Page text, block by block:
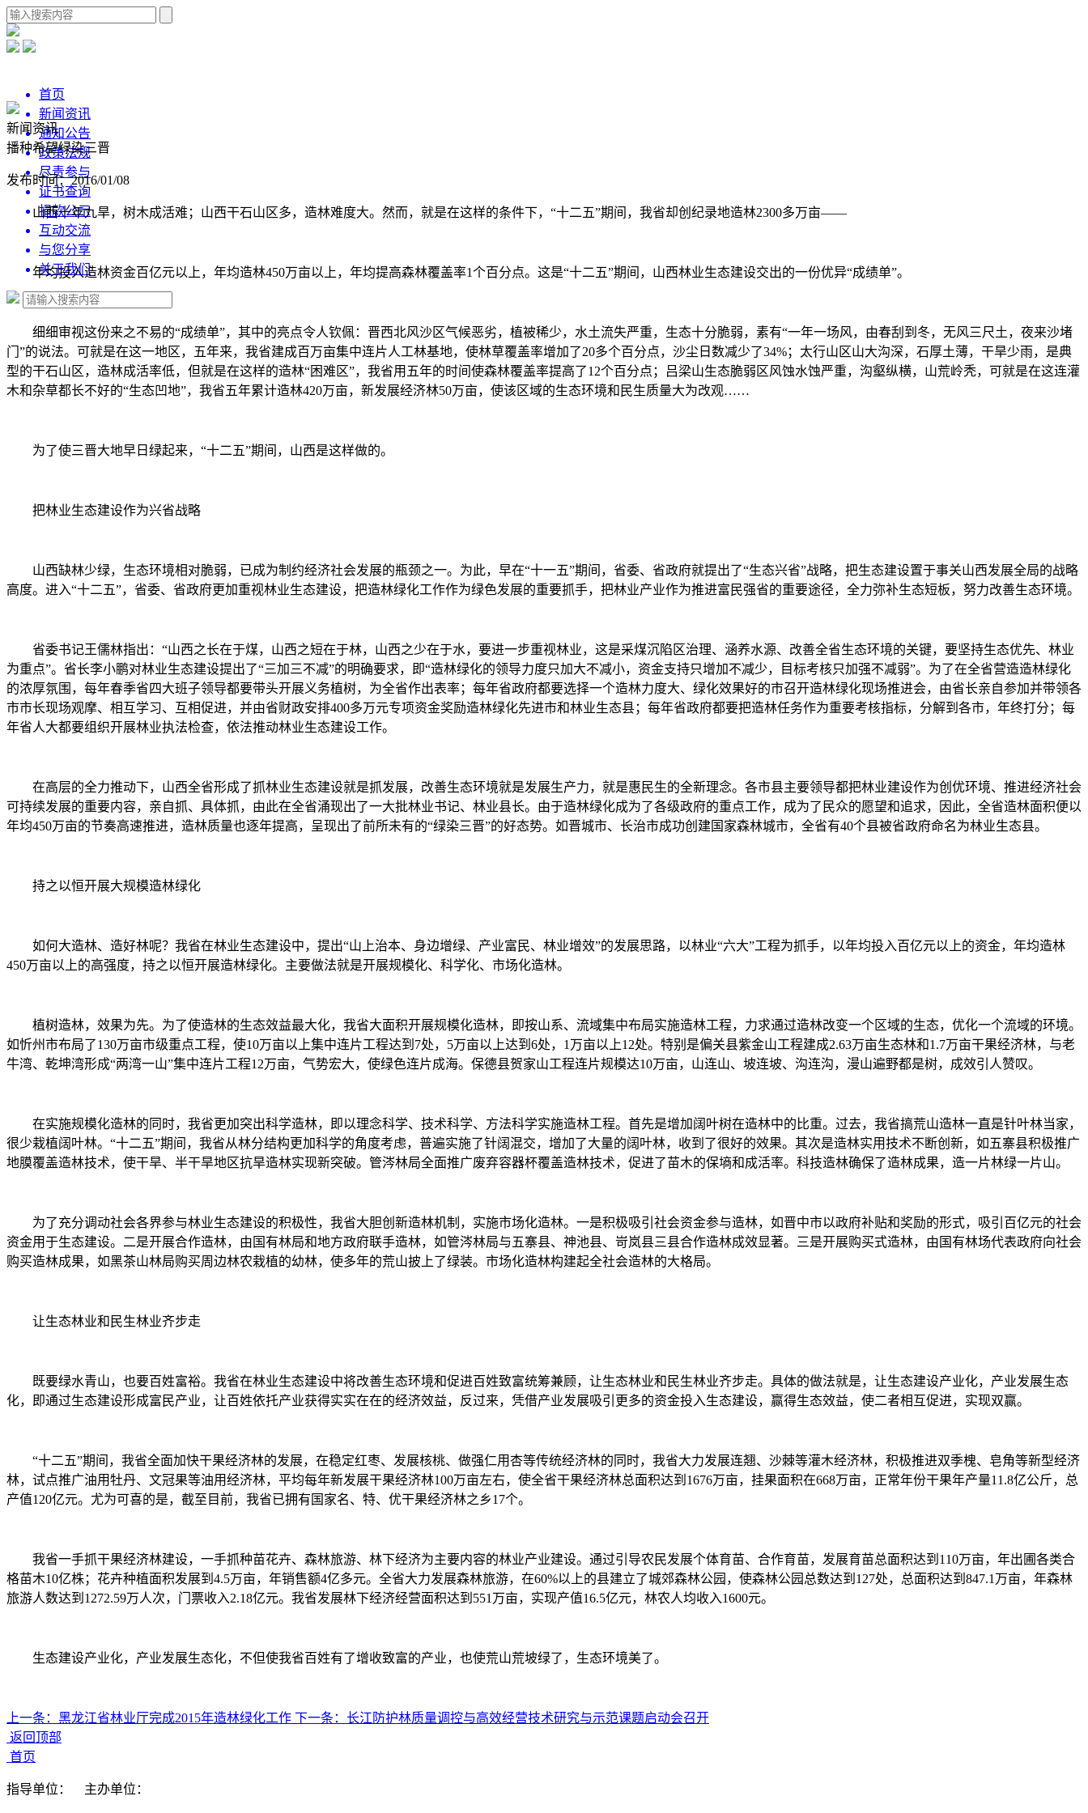
首页
新闻资讯
通知公告
政策法规
尽责参与
证书查询
捐款公示
互动交流
与您分享
关于我们
新闻资讯
播种希望绿染三晋
发布时间：2016/01/08
山西十年九旱，树木成活难；山西干石山区多，造林难度大。然而，就是在这样的条件下，“十二五”期间，我省却创纪录地造林2300多万亩——
年均投入造林资金百亿元以上，年均造林450万亩以上，年均提高森林覆盖率1个百分点。这是“十二五”期间，山西林业生态建设交出的一份优异“成绩单”。
细细审视这份来之不易的“成绩单”，其中的亮点令人钦佩：晋西北风沙区气候恶劣，植被稀少，水土流失严重，生态十分脆弱，素有“一年一场风，由春刮到冬，无风三尺土，夜来沙堵
门”的说法。可就是在这一地区，五年来，我省建成百万亩集中连片人工林基地，使林草覆盖率增加了20多个百分点，沙尘日数减少了34%；太行山区山大沟深，石厚土薄，干旱少雨，是典
型的干石山区，造林成活率低，但就是在这样的造林“困难区”，我省用五年的时间使森林覆盖率提高了12个百分点；吕梁山生态脆弱区风蚀水蚀严重，沟壑纵横，山荒岭秃，可就是在这连灌
木和杂草都长不好的“生态凹地”，我省五年累计造林420万亩，新发展经济林50万亩，使该区域的生态环境和民生质量大为改观……
为了使三晋大地早日绿起来，“十二五”期间，山西是这样做的。
把林业生态建设作为兴省战略
山西缺林少绿，生态环境相对脆弱，已成为制约经济社会发展的瓶颈之一。为此，早在“十一五”期间，省委、省政府就提出了“生态兴省”战略，把生态建设置于事关山西发展全局的战略
高度。进入“十二五”，省委、省政府更加重视林业生态建设，把造林绿化工作作为绿色发展的重要抓手，把林业产业作为推进富民强省的重要途径，全力弥补生态短板，努力改善生态环境。
省委书记王儒林指出：“山西之长在于煤，山西之短在于林，山西之少在于水，要进一步重视林业，这是采煤沉陷区治理、涵养水源、改善全省生态环境的关键，要坚持生态优先、林业
为重点”。省长李小鹏对林业生态建设提出了“三加三不减”的明确要求，即“造林绿化的领导力度只加大不减小，资金支持只增加不减少，目标考核只加强不减弱”。为了在全省营造造林绿化
的浓厚氛围，每年春季省四大班子领导都要带头开展义务植树，为全省作出表率；每年省政府都要选择一个造林力度大、绿化效果好的市召开造林绿化现场推进会，由省长亲自参加并带领各
市市长现场观摩、相互学习、互相促进，并由省财政安排400多万元专项资金奖励造林绿化先进市和林业生态县；每年省政府都要把造林任务作为重要考核指标，分解到各市，年终打分；每
年省人大都要组织开展林业执法检查，依法推动林业生态建设工作。
在高层的全力推动下，山西全省形成了抓林业生态建设就是抓发展，改善生态环境就是发展生产力，就是惠民生的全新理念。各市县主要领导都把林业建设作为创优环境、推进经济社会
可持续发展的重要内容，亲自抓、具体抓，由此在全省涌现出了一大批林业书记、林业县长。由于造林绿化成为了各级政府的重点工作，成为了民众的愿望和追求，因此，全省造林面积便以
年均450万亩的节奏高速推进，造林质量也逐年提高，呈现出了前所未有的“绿染三晋”的好态势。如晋城市、长治市成功创建国家森林城市，全省有40个县被省政府命名为林业生态县。
持之以恒开展大规模造林绿化
如何大造林、造好林呢？我省在林业生态建设中，提出“山上治本、身边增绿、产业富民、林业增效”的发展思路，以林业“六大”工程为抓手，以年均投入百亿元以上的资金，年均造林
450万亩以上的高强度，持之以恒开展造林绿化。主要做法就是开展规模化、科学化、市场化造林。
植树造林，效果为先。为了使造林的生态效益最大化，我省大面积开展规模化造林，即按山系、流域集中布局实施造林工程，力求通过造林改变一个区域的生态，优化一个流域的环境。
如忻州市布局了130万亩市级重点工程，使10万亩以上集中连片工程达到7处，5万亩以上达到6处，1万亩以上12处。特别是偏关县紫金山工程建成2.63万亩生态林和1.7万亩干果经济林，与老
牛湾、乾坤湾形成“两湾一山”集中连片工程12万亩，气势宏大，使绿色连片成海。保德县贺家山工程连片规模达10万亩，山连山、坡连坡、沟连沟，漫山遍野都是树，成效引人赞叹。
在实施规模化造林的同时，我省更加突出科学造林，即以理念科学、技术科学、方法科学实施造林工程。首先是增加阔叶树在造林中的比重。过去，我省搞荒山造林一直是针叶林当家，
很少栽植阔叶林。“十二五”期间，我省从林分结构更加科学的角度考虑，普遍实施了针阔混交，增加了大量的阔叶林，收到了很好的效果。其次是造林实用技术不断创新，如五寨县积极推广
地膜覆盖造林技术，使干旱、半干旱地区抗旱造林实现新突破。管涔林局全面推广废弃容器杯覆盖造林技术，促进了苗木的保墒和成活率。科技造林确保了造林成果，造一片林绿一片山。
为了充分调动社会各界参与林业生态建设的积极性，我省大胆创新造林机制，实施市场化造林。一是积极吸引社会资金参与造林，如晋中市以政府补贴和奖励的形式，吸引百亿元的社会
资金用于生态建设。二是开展合作造林，由国有林局和地方政府联手造林，如管涔林局与五寨县、神池县、岢岚县三县合作造林成效显著。三是开展购买式造林，由国有林场代表政府向社会
购买造林成果，如黑茶山林局购买周边林农栽植的幼林，使多年的荒山披上了绿装。市场化造林构建起全社会造林的大格局。
让生态林业和民生林业齐步走
既要绿水青山，也要百姓富裕。我省在林业生态建设中将改善生态环境和促进百姓致富统筹兼顾，让生态林业和民生林业齐步走。具体的做法就是，让生态建设产业化，产业发展生态
化，即通过生态建设形成富民产业，让百姓依托产业获得实实在在的经济效益，反过来，凭借产业发展吸引更多的资金投入生态建设，赢得生态效益，使二者相互促进，实现双赢。
“十二五”期间，我省全面加快干果经济林的发展，在稳定红枣、发展核桃、做强仁用杏等传统经济林的同时，我省大力发展连翘、沙棘等灌木经济林，积极推进双季槐、皂角等新型经济
林，试点推广油用牡丹、文冠果等油用经济林，平均每年新发展干果经济林100万亩左右，使全省干果经济林总面积达到1676万亩，挂果面积在668万亩，正常年份干果年产量11.8亿公斤，总
产值120亿元。尤为可喜的是，截至目前，我省已拥有国家名、特、优干果经济林之乡17个。
我省一手抓干果经济林建设，一手抓种苗花卉、森林旅游、林下经济为主要内容的林业产业建设。通过引导农民发展个体育苗、合作育苗，发展育苗总面积达到110万亩，年出圃各类合
格苗木10亿株；花卉种植面积发展到4.5万亩，年销售额4亿多元。全省大力发展森林旅游，在60%以上的县建立了城郊森林公园，使森林公园总数达到127处，总面积达到847.1万亩，年森林
旅游人数达到1272.59万人次，门票收入2.18亿元。我省发展林下经济经营面积达到551万亩，实现产值16.5亿元，林农人均收入1600元。
生态建设产业化，产业发展生态化，不但使我省百姓有了增收致富的产业，也使荒山荒坡绿了，生态环境美了。
上一条： 黑龙江省林业厅完成2015年造林绿化工作 下一条： 长江防护林质量调控与高效经营技术研究与示范课题启动会召开
返回顶部
首页
指导单位： 主办单位：